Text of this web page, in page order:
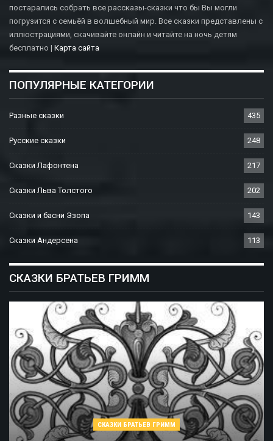
постарались собрать все рассказы-сказки что бы Вы могли
погрузится с семьёй в волшебный мир. Все сказки представлены с
иллюстрациями, скачивайте онлайн и читайте на ночь детям
бесплатно | Карта сайта
ПОПУЛЯРНЫЕ КАТЕГОРИИ
Разные сказки 435
Русские сказки 248
Сказки Лафонтена 217
Сказки Льва Толстого 202
Сказки и басни Эзопа 143
Сказки Андерсена 113
СКАЗКИ БРАТЬЕВ ГРИММ
СКАЗКИ БРАТЬЕВ ГРИММ